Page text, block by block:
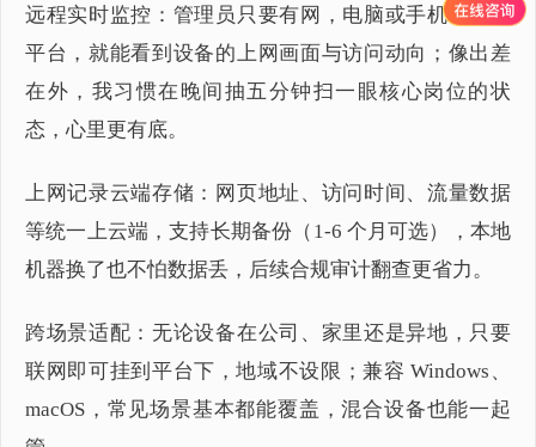
远程实时监控：管理员只要有网，电脑或手机登录云
平台，就能看到设备的上网画面与访问动向；像出差
在外，我习惯在晚间抽五分钟扫一眼核心岗位的状
态，心里更有底。
上网记录云端存储：网页地址、访问时间、流量数据
等统一上云端，支持长期备份（1-6 个月可选），本地
机器换了也不怕数据丢，后续合规审计翻查更省力。
跨场景适配：无论设备在公司、家里还是异地，只要
联网即可挂到平台下，地域不设限；兼容 Windows、
macOS，常见场景基本都能覆盖，混合设备也能一起